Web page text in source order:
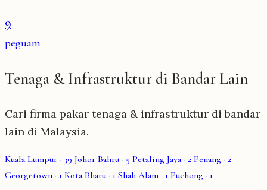
9
peguam
Tenaga & Infrastruktur di Bandar Lain
Cari firma pakar tenaga & infrastruktur di bandar
lain di Malaysia.
Kuala Lumpur · 39 Johor Bahru · 5 Petaling Jaya· 2 Penang · 2
Georgetown · 1 Kota Bharu · 1 Shah Alam · 1 Puchong · 1